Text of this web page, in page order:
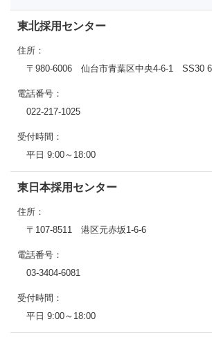
東北採用センター
住所：
〒980-6006 仙台市青葉区中央4-6-1 SS30
電話番号：
022-217-1025
受付時間：
平日 9:00～18:00
東日本採用センター
住所：
〒107-8511 港区元赤坂1-6-6
電話番号：
03-3404-6081
受付時間：
平日 9:00～18:00